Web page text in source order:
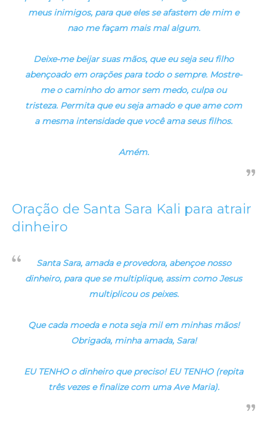
meus inimigos, para que eles se afastem de mim e
nao me façam mais mal algum.
Deixe-me beijar suas mãos, que eu seja seu filho
abençoado em orações para todo o sempre. Mostre-
me o caminho do amor sem medo, culpa ou
tristeza. Permita que eu seja amado e que ame com
a mesma intensidade que você ama seus filhos.
Amém.
Oração de Santa Sara Kali para atrair
dinheiro
Santa Sara, amada e provedora, abençoe nosso
dinheiro, para que se multiplique, assim como Jesus
multiplicou os peixes.
Que cada moeda e nota seja mil em minhas mãos!
Obrigada, minha amada, Sara!
EU TENHO o dinheiro que preciso! EU TENHO (repita
três vezes e finalize com uma Ave Maria).